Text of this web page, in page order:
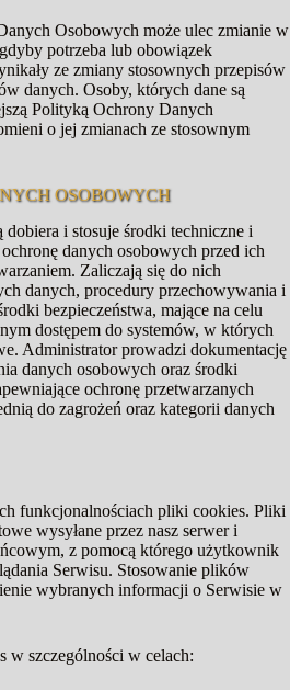
Osobowych może ulec zmianie w
potrzeba lub obowiązek
ze zmiany stosownych przepisów
danych. Osoby, których dane są
Polityką Ochrony Danych
o jej zmianach ze stosownym
OSOBOWYCH
dobiera i stosuje środki techniczne i
danych osobowych przed ich
Zaliczają się do nich
danych, procedury przechowywania i
bezpieczeństwa, mające na celu
dostępem do systemów, w których
Administrator prowadzi dokumentację
danych osobowych oraz środki
ochronę przetwarzanych
do zagrożeń oraz kategorii danych
funkcjonalnościach pliki cookies. Pliki
wysyłane przez nasz serwer i
z pomocą którego użytkownik
Serwisu. Stosowanie plików
wybranych informacji o Serwisie w
w szczególności w celach: